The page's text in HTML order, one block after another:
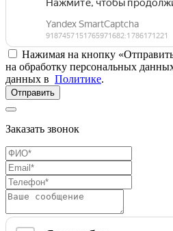
Нажимая на кнопку
на обработку персональных
данных в Политике.
Отправить
Заказать звонок